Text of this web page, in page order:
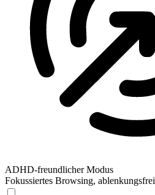
ADHD-freundlicher Modus
Fokussiertes Browsing, ablenkungsfrei